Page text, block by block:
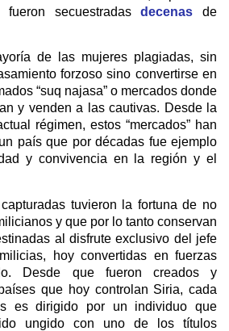
fueron secuestradasdecenas de
de las mujeres plagiadas, sin
forzoso sino convertirse en
“suq najasa” o mercados donde
y venden a las cautivas. Desde la
régimen, estos “mercados” han
país que por décadas fue ejemplo
y convivencia en la región y el
tuvieron la fortuna de no
y que por lo tanto conservan
al disfrute exclusivo del jefe
hoy convertidas en fuerzas
Desde que fueron creados y
que hoy controlan Siria, cada
es dirigido por un individuo que
ungido con uno de los títulos